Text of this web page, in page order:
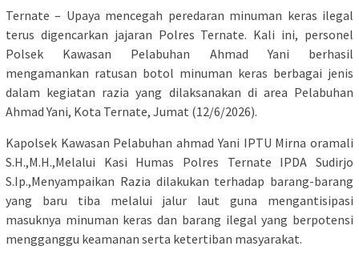
Ternate – Upaya mencegah peredaran minuman keras ilegal
terus digencarkan jajaran Polres Ternate. Kali ini, personel
Polsek Kawasan Pelabuhan Ahmad Yani berhasil
mengamankan ratusan botol minuman keras berbagai jenis
dalam kegiatan razia yang dilaksanakan di area Pelabuhan
Ahmad Yani, Kota Ternate, Jumat (12/6/2026).
Kapolsek Kawasan Pelabuhan ahmad Yani IPTU Mirna oramali
S.H.,M.H.,Melalui Kasi Humas Polres Ternate IPDA Sudirjo
S.Ip.,Menyampaikan Razia dilakukan terhadap barang-barang
yang baru tiba melalui jalur laut guna mengantisipasi
masuknya minuman keras dan barang ilegal yang berpotensi
mengganggu keamanan serta ketertiban masyarakat.